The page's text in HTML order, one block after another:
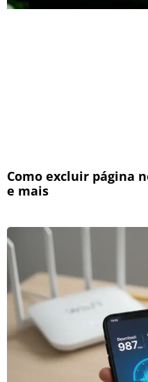
Como excluir página
e mais